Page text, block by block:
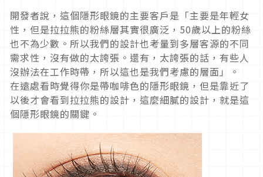
開發者說，這個隱形眼鏡的主要客戶是「主要是年輕女
性，但是拉拉熊的粉絲層其實很廣泛，50歲以上的粉絲
也不為少數。所以我們的設計也考量到多層客源的不同
需求性，沒有做的太誇張。還有，太誇張的話，有些人
沒辦法在工作時帶，所以這也是我們考慮的層面」。
在遠處看時覺得你是帶咖啡色的隱形眼鏡，但是靠近了
以後才會看到拉拉熊的設計，這麼細膩的設計，就是這
個隱形眼鏡的關鍵。